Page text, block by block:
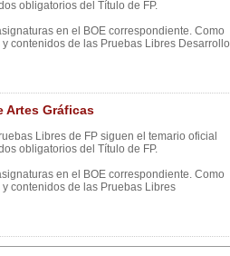
obligatorios del Título de FP.
en el BOE correspondiente. Como
contenidos de las Pruebas Libres Desarrollo
Artes Gráficas
Libres de FP siguen el temario oficial
obligatorios del Título de FP.
en el BOE correspondiente. Como
contenidos de las Pruebas Libres